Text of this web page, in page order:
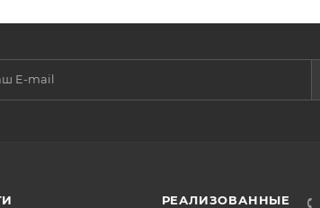
РЕАЛИЗОВАННЫЕ